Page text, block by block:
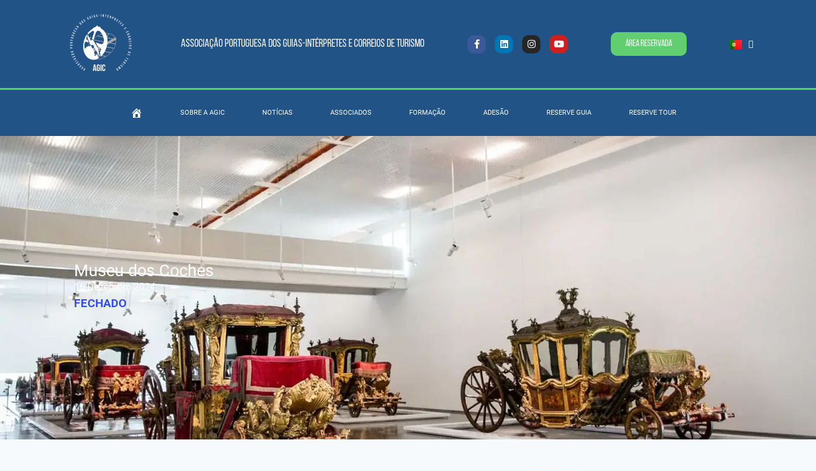
Associação Portuguesa dos Guias-intérpretes e Correios de turismo Área Reservada
SOBRE A AGIC NOTÍCIAS ASSOCIADOS FORMAÇÃO ADESÃO RESERVE GUIA RESERVE TOUR
Museu dos Coches
16 Dezembro 2024
FECHADO